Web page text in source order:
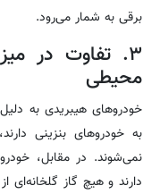
برقی به شمار می‌رود.
۳. تفاوت در
محیطی
خودروهای هیبریدی به
به خودروهای بنزینی
نمی‌شوند. در مقابل،
دارند و هیچ گاز گلخانه‌ای